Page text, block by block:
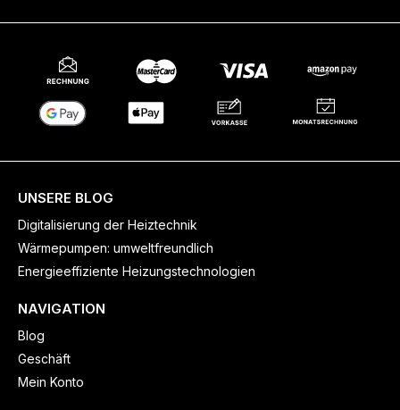
UNSERE BLOG
Digitalisierung der Heiztechnik
Wärmepumpen: umweltfreundlich
Energieeffiziente Heizungstechnologien
NAVIGATION
Blog
Geschäft
Mein Konto